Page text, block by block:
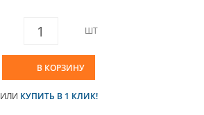
ШТ
В КОРЗИНУ
ИЛИ КУПИТЬ В 1 КЛИК!